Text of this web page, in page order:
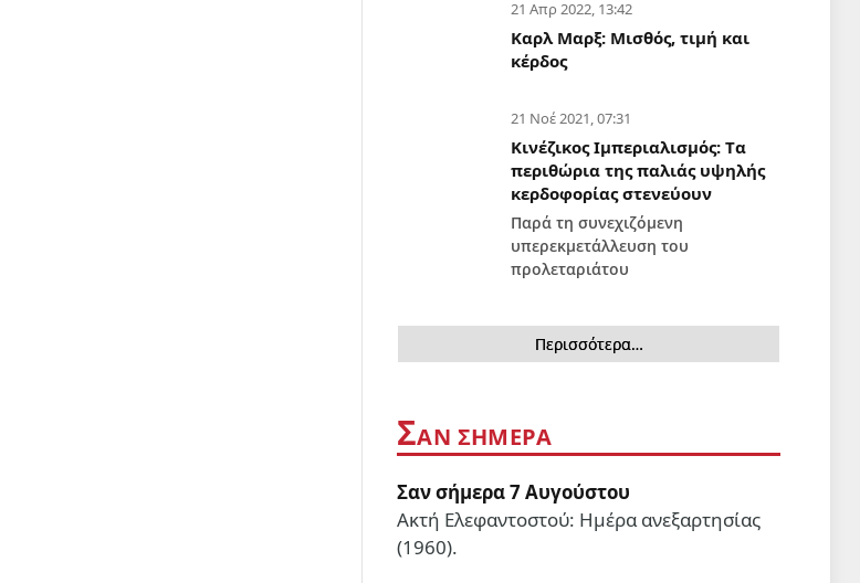
21 Απρ 2022, 13:42
Καρλ Μαρξ: Μισθός, τιμή και
κέρδος
21 Νοέ 2021, 07:31
Κινέζικος Ιμπεριαλισμός: Tα
περιθώρια της παλιάς υψηλής
κερδοφορίας στενεύουν
Παρά τη συνεχιζόμενη
υπερεκμετάλλευση του
προλεταριάτου
Περισσότερα…
ΣΑΝ ΣΗΜΕΡΑ
Σαν σήμερα 7 Αυγούστου
Ακτή Ελεφαντοστού: Ημέρα ανεξαρτησίας
(1960).